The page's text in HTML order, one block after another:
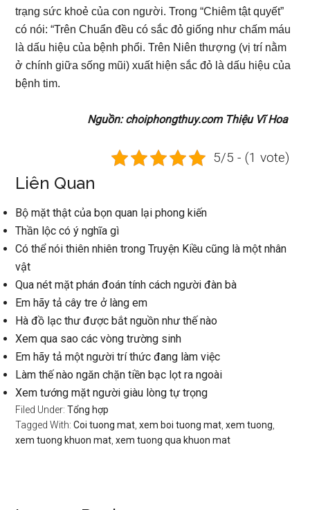
trạng sức khoẻ của con người. Trong “Chiêm tật quyết”
có nói: “Trên Chuẩn đều có sắc đỏ giống như chấm máu
là dấu hiệu của bệnh phổi. Trên Niên thượng (vị trí nằm
ở chính giữa sống mũi) xuất hiện sắc đỏ là dấu hiệu của
bệnh tim.
Nguồn: choiphongthuy.com Thiệu Vĩ Hoa
5/5 - (1 vote)
Liên Quan
Bộ mặt thật của bọn quan lại phong kiến
Thần lộc có ý nghĩa gì
Có thể nói thiên nhiên trong Truyện Kiều cũng là một nhân
vật
Qua nét mặt phán đoán tính cách người đàn bà
Em hãy tả cây tre ở làng em
Hà đồ lạc thư được bắt nguồn như thế nào
Xem qua sao các vòng trường sinh
Em hãy tả một người trí thức đang làm việc
Làm thế nào ngăn chặn tiền bạc lọt ra ngoài
Xem tướng mặt người giàu lòng tự trọng
Filed Under:Tổng hợp
Tagged With:Coi tuong mat ,xem boi tuong mat ,xem tuong
xem tuong khuon mat ,xem tuong qua khuon mat